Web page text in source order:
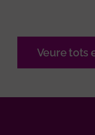
Veure tots